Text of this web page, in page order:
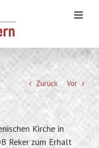
Zurück Vor
Kirche in
Reker zum Erhalt